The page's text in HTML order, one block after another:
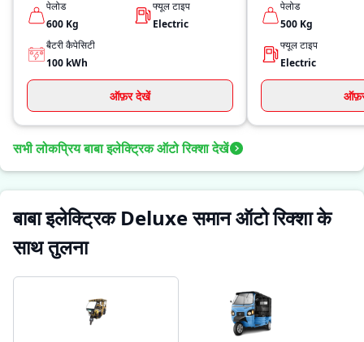
पेलोड
600 Kg
फ्यूल टाइप
Electric
बैटरी कैपेसिटी
100 kWh
ऑफ़र देखें
पेलोड
500 Kg
फ्यूल टाइप
Electric
सभी लोकप्रिय बाबा इलेक्ट्रिक ऑटो रिक्शा देखें
बाबा इलेक्ट्रिक Deluxe समान ऑटो रिक्शा के
साथ तुलना